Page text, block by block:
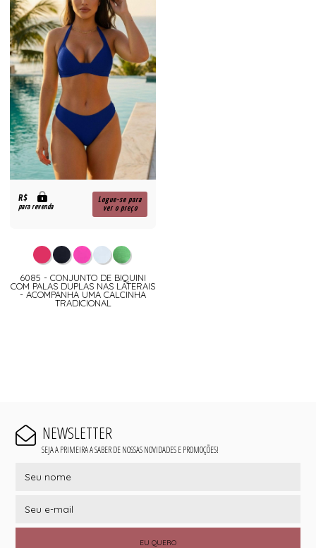
R$
para revenda
Logue-se para
ver o preço
6085 - CONJUNTO DE BIQUINI
COM PALAS DUPLAS NAS LATERAIS
- ACOMPANHA UMA CALCINHA
TRADICIONAL
NEWSLETTER
SEJA A PRIMEIRA A SABER DE NOSSAS NOVIDADES E PROMOÇÕES!
EU QUERO